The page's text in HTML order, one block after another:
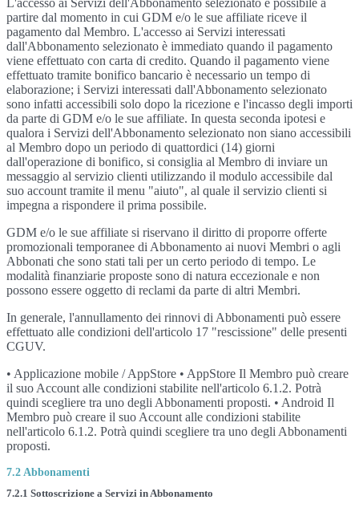
L'accesso ai Servizi dell'Abbonamento selezionato è possibile a
partire dal momento in cui GDM e/o le sue affiliate riceve il
pagamento dal Membro. L'accesso ai Servizi interessati
dall'Abbonamento selezionato è immediato quando il pagamento
viene effettuato con carta di credito. Quando il pagamento viene
effettuato tramite bonifico bancario è necessario un tempo di
elaborazione; i Servizi interessati dall'Abbonamento selezionato
sono infatti accessibili solo dopo la ricezione e l'incasso degli importi
da parte di GDM e/o le sue affiliate. In questa seconda ipotesi e
qualora i Servizi dell'Abbonamento selezionato non siano accessibili
al Membro dopo un periodo di quattordici (14) giorni
dall'operazione di bonifico, si consiglia al Membro di inviare un
messaggio al servizio clienti utilizzando il modulo accessibile dal
suo account tramite il menu "aiuto", al quale il servizio clienti si
impegna a rispondere il prima possibile.
GDM e/o le sue affiliate si riservano il diritto di proporre offerte
promozionali temporanee di Abbonamento ai nuovi Membri o agli
Abbonati che sono stati tali per un certo periodo di tempo. Le
modalità finanziarie proposte sono di natura eccezionale e non
possono essere oggetto di reclami da parte di altri Membri.
In generale, l'annullamento dei rinnovi di Abbonamenti può essere
effettuato alle condizioni dell'articolo 17 "rescissione" delle presenti
CGUV.
• Applicazione mobile / AppStore • AppStore Il Membro può creare
il suo Account alle condizioni stabilite nell'articolo 6.1.2. Potrà
quindi scegliere tra uno degli Abbonamenti proposti. • Android Il
Membro può creare il suo Account alle condizioni stabilite
nell'articolo 6.1.2. Potrà quindi scegliere tra uno degli Abbonamenti
proposti.
7.2 Abbonamenti
7.2.1 Sottoscrizione a Servizi in Abbonamento